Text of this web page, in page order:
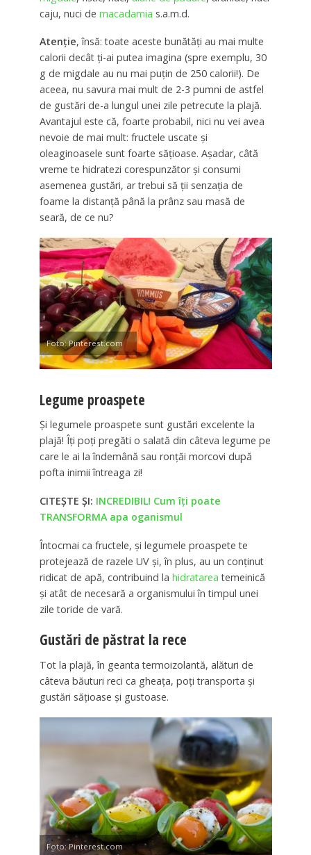
caju, nuci de macadamia s.a.m.d.
Atenţie, însă: toate aceste bunătăţi au mai multe
calorii decât ţi-ai putea imagina (spre exemplu, 30
g de migdale au nu mai puţin de 250 calorii!). De
aceea, nu savura mai mult de 2-3 pumni de astfel
de gustări de-a lungul unei zile petrecute la plajă.
Avantajul este că, foarte probabil, nici nu vei avea
nevoie de mai mult: fructele uscate şi
oleaginoasele sunt foarte săţioase. Aşadar, câtă
vreme te hidratezi corespunzător şi consumi
asemenea gustări, ar trebui să ţii senzaţia de
foame la distanţă până la prânz sau masă de
seară, de ce nu?
Foto: Pinterest.com
Legume proaspete
Şi legumele proaspete sunt gustări excelente la
plajă! Îţi poţi pregăti o salată din câteva legume pe
care le ai la îndemână sau ronţăi morcovi după
pofta inimii întreaga zi!
CITEȘTE ȘI: INCREDIBIL! Cum îți poate
TRANSFORMA apa oganismul
Întocmai ca fructele, şi legumele proaspete te
protejează de razele UV şi, în plus, au un conţinut
ridicat de apă, contribuind la hidratarea temeinică
şi atât de necesară a organismului în timpul unei
zile toride de vară.
Gustări de păstrat la rece
Tot la plajă, în geanta termoizolantă, alături de
câteva băuturi reci ca gheaţa, poţi transporta şi
gustări săţioase şi gustoase.
Foto: Pinterest.com